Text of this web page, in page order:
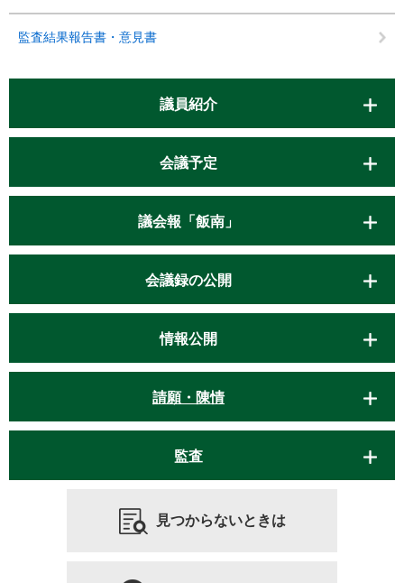
監査結果報告書・意見書
議員紹介
会議予定
議会報「飯南」
会議録の公開
情報公開
請願・陳情
監査
見つからないときは